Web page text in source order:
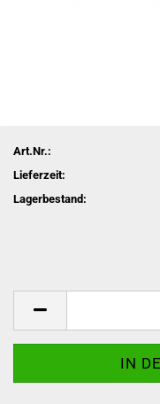
Art.Nr.:
Lieferzeit:
Lagerbestand: